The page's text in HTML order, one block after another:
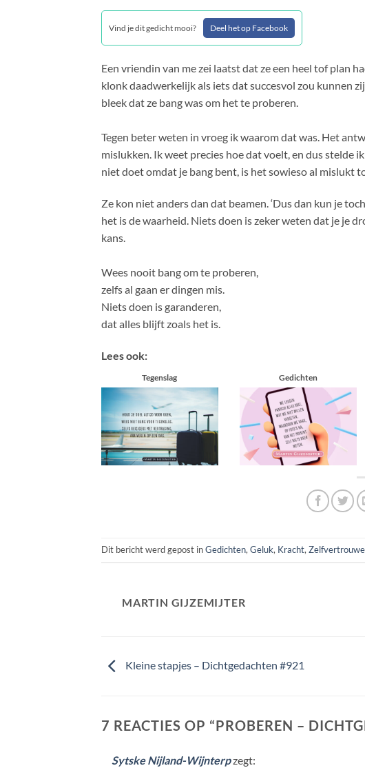
Vind je dit gedicht mooi? Deel het op Facebook
Een vriendin van me zei laatst dat ze een heel tof plan
klonk daadwerkelijk als iets dat succesvol zou kunnen
bleek dat ze bang was om het te proberen.
Tegen beter weten in vroeg ik waarom dat was. Het
mislukken. Ik weet precies hoe dat voelt, en dus stelde
niet doet omdat je bang bent, is het sowieso al mislukt
Ze kon niet anders dan dat beamen. ‘Dus dan kun je
het is de waarheid. Niets doen is zeker weten dat je je
kans.
Wees nooit bang om te proberen,
zelfs al gaan er dingen mis.
Niets doen is garanderen,
dat alles blijft zoals het is.
Lees ook:
Tegenslag Gedichten
Dit bericht werd gepost inGedichten,Geluk, Kracht,
MARTIN GIJZEMIJTER
Kleine stapjes – Dichtgedachten #921
7 REACTIES OP “PROBEREN –
Sytske Nijland-Wijnterpzegt: